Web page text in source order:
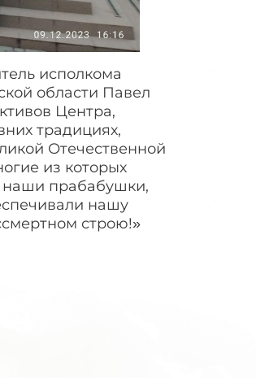
исполкома
области Павел
Центра,
традициях,
Отечественной
из которых
прабабушки,
нашу
строю!»